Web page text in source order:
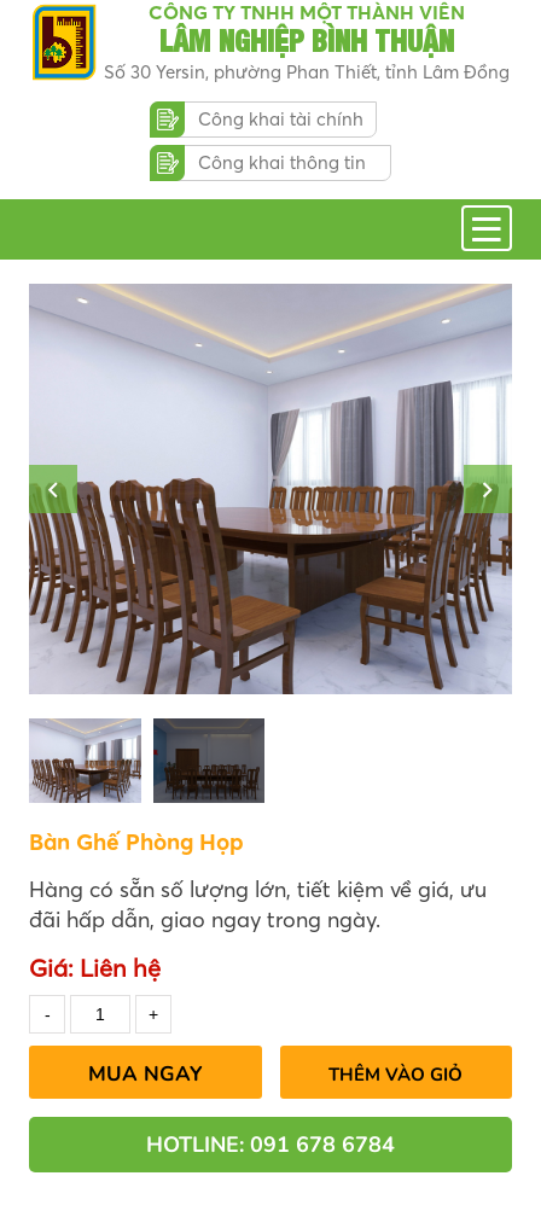
CÔNG TY TNHH MỘT THÀNH VIÊN
LÂM NGHIỆP BÌNH THUẬN
Số 30 Yersin, phường Phan Thiết, tỉnh Lâm Đồng
Công khai tài chính
Công khai thông tin
Bàn Ghế Phòng Họp
Hàng có sẵn số lượng lớn, tiết kiệm về giá, ưu
đãi hấp dẫn, giao ngay trong ngày.
Giá: Liên hệ
MUA NGAY THÊM VÀO GIỎ
HOTLINE: 091 678 6784